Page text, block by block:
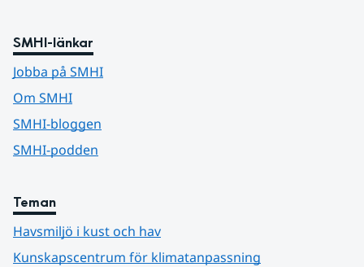
SMHI-länkar
Jobba på SMHI
Om SMHI
SMHI-bloggen
SMHI-podden
Teman
Havsmiljö i kust och hav
Kunskapscentrum för klimatanpassning